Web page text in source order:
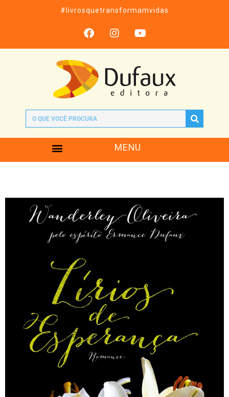
#livrosquetransformamvidas
MENU